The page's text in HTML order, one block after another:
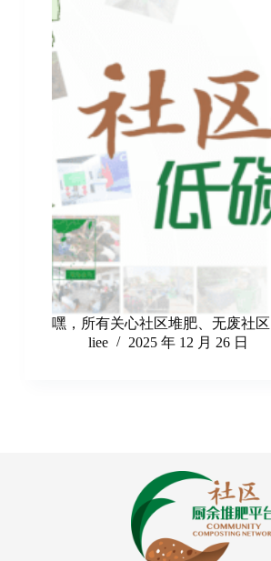
嘿，所有关心社区堆肥、无废社
liee
2025 年 12 月 26 日